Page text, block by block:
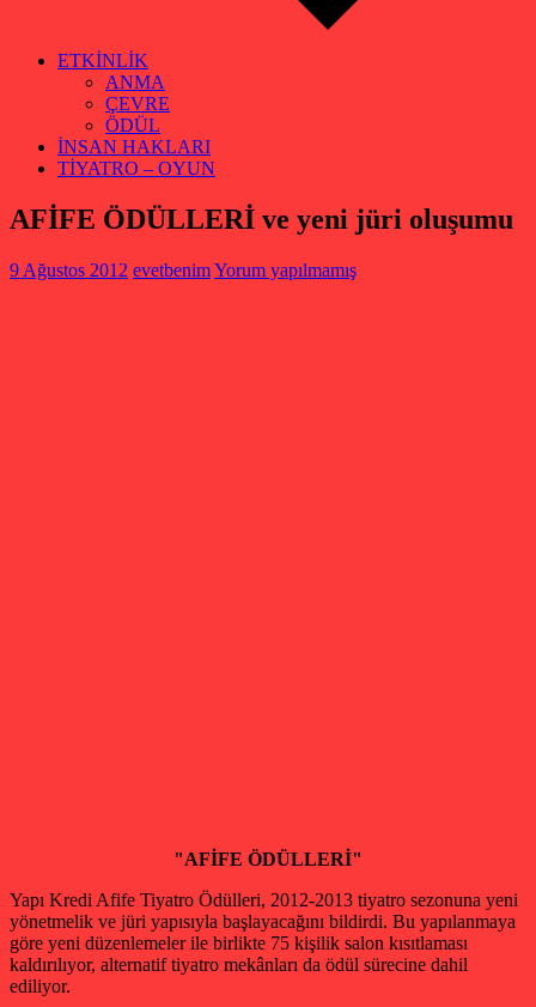
ETKİNLİK
ANMA
ÇEVRE
ÖDÜL
İNSAN HAKLARI
TİYATRO – OYUN
AFİFE ÖDÜLLERİ ve yeni jüri oluşumu
9 Ağustos 2012 evetbenimYorum yapılmamış
"AFİFE ÖDÜLLERİ"
Yapı Kredi Afife Tiyatro Ödülleri, 2012-2013 tiyatro sezonuna yeni
yönetmelik ve jüri yapısıyla başlayacağını bildirdi. Bu yapılanmaya
göre yeni düzenlemeler ile birlikte 75 kişilik salon kısıtlaması
kaldırılıyor, alternatif tiyatro mekânları da ödül sürecine dahil
ediliyor.